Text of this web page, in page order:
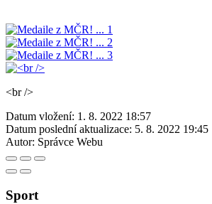
<br />
Datum vložení: 1. 8. 2022 18:57
Datum poslední aktualizace: 5. 8. 2022 19:45
Autor: Správce Webu
Sport